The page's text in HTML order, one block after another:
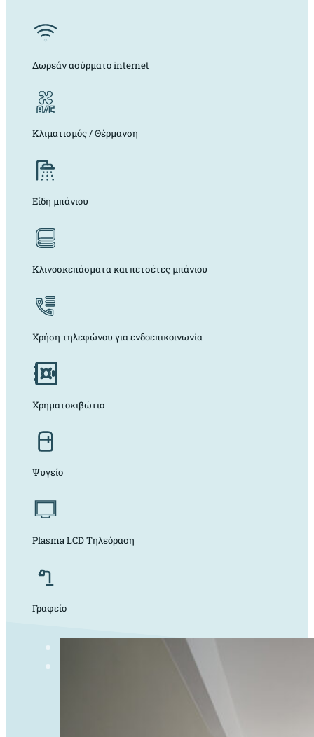
Δωρεάν ασύρματο internet
Κλιματισμός / Θέρμανση
Είδη μπάνιου
Κλινοσκεπάσματα και πετσέτες μπάνιου
Χρήση τηλεφώνου για ενδοεπικοινωνία
Χρηματοκιβώτιο
Ψυγείο
Plasma LCD Τηλεόραση
Γραφείο